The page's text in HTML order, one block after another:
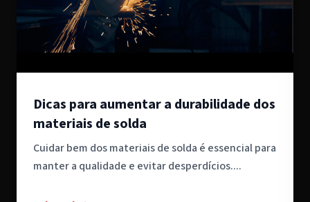
Dicas para aumentar a durabilidade dos
materiais de solda
Cuidar bem dos materiais de solda é essencial para
manter a qualidade e evitar desperdícios....